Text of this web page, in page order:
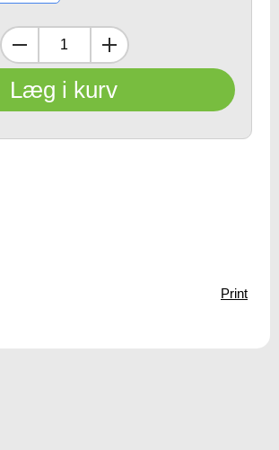
Print